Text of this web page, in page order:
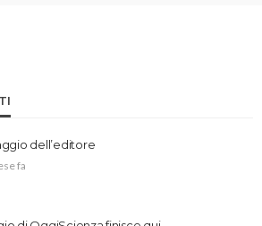
dell’editore
fa